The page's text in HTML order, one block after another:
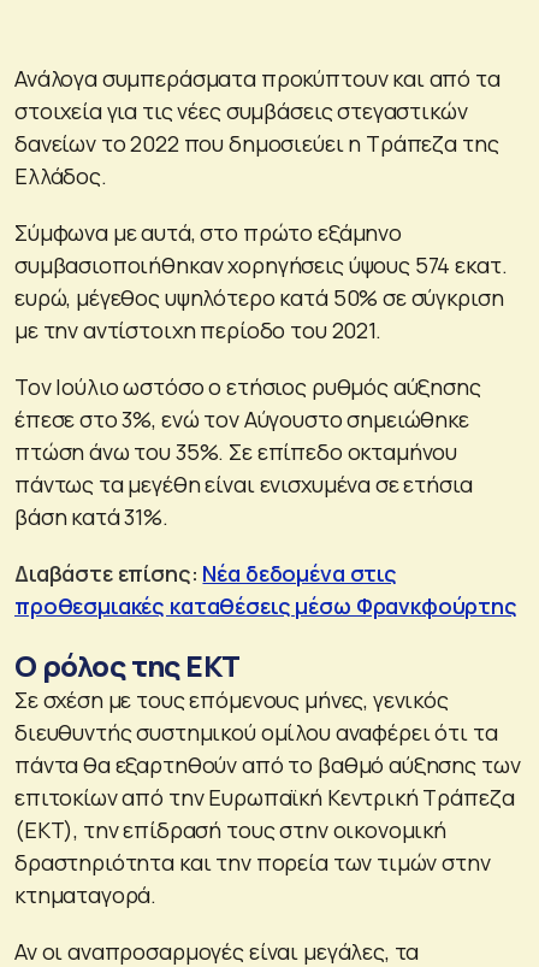
Ανάλογα συμπεράσματα προκύπτουν και από τα
στοιχεία για τις νέες συμβάσεις στεγαστικών
δανείων το 2022 που δημοσιεύει η Τράπεζα της
Ελλάδος.
Σύμφωνα με αυτά, στο πρώτο εξάμηνο
συμβασιοποιήθηκαν χορηγήσεις ύψους 574 εκατ.
ευρώ, μέγεθος υψηλότερο κατά 50% σε σύγκριση
με την αντίστοιχη περίοδο του 2021.
Τον Ιούλιο ωστόσο ο ετήσιος ρυθμός αύξησης
έπεσε στο 3%, ενώ τον Αύγουστο σημειώθηκε
πτώση άνω του 35%. Σε επίπεδο οκταμήνου
πάντως τα μεγέθη είναι ενισχυμένα σε ετήσια
βάση κατά 31%.
Διαβάστε επίσης: Νέα δεδομένα στις
προθεσμιακές καταθέσεις μέσω Φρανκφούρτης
Ο ρόλος της ΕΚΤ
Σε σχέση με τους επόμενους μήνες, γενικός
διευθυντής συστημικού ομίλου αναφέρει ότι τα
πάντα θα εξαρτηθούν από το βαθμό αύξησης των
επιτοκίων από την Ευρωπαϊκή Κεντρική Τράπεζα
(ΕΚΤ), την επίδρασή τους στην οικονομική
δραστηριότητα και την πορεία των τιμών στην
κτηματαγορά.
Αν οι αναπροσαρμογές είναι μεγάλες, τα